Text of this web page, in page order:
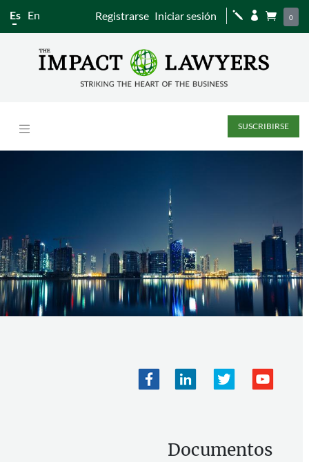
Es En Registrarse Iniciar sesión j   0
SUSCRIBIRSE
Documentos